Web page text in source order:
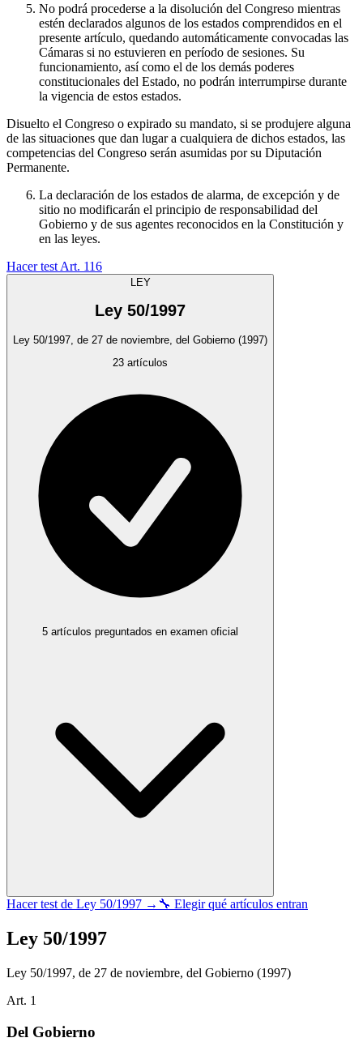
No podrá procederse a la disolución del Congreso mientras
estén declarados algunos de los estados comprendidos en el
presente artículo, quedando automáticamente convocadas las
Cámaras si no estuvieren en período de sesiones. Su
funcionamiento, así como el de los demás poderes
constitucionales del Estado, no podrán interrumpirse durante
la vigencia de estos estados.
Disuelto el Congreso o expirado su mandato, si se produjere alguna
de las situaciones que dan lugar a cualquiera de dichos estados, las
competencias del Congreso serán asumidas por su Diputación
Permanente.
La declaración de los estados de alarma, de excepción y de
sitio no modificarán el principio de responsabilidad del
Gobierno y de sus agentes reconocidos en la Constitución y
en las leyes.
Hacer test Art. 116
LEY
Ley 50/1997
Ley 50/1997, de 27 de noviembre, del Gobierno (1997)
23 artículos
5 artículos preguntados en examen oficial
Hacer test de Ley 50/1997 → 🔧 Elegir qué artículos entran
Ley 50/1997
Ley 50/1997, de 27 de noviembre, del Gobierno (1997)
Art. 1
Del Gobierno